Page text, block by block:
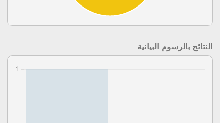
النتائج بالرسوم البيانية